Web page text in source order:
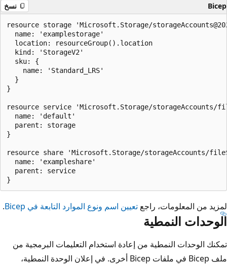
Bicep نسخ
resource storage 'Microsoft.Storage/
  name: 'examplestorage'
  location: resourceGroup().location
  kind: 'StorageV2'
  sku: {
    name: 'Standard_LRS'
  }
}
resource service 'Microsoft.Storage/storageAccounts/
  name: 'default'
  parent: storage
}
resource share 'Microsoft.Storage/storageAccounts/
  name: 'exampleshare'
  parent: service
لمزيد من المعلومات، راجع تعيين اسم ونوع الموارد التابعة في Bicep .
الوحدات النمطية
تمكنك الوحدات النمطية من إعادة استخدام التعليمات البرمجية من
ملف Bicep في ملفات Bicep أخرى. في إعلان الوحدة النمطية،